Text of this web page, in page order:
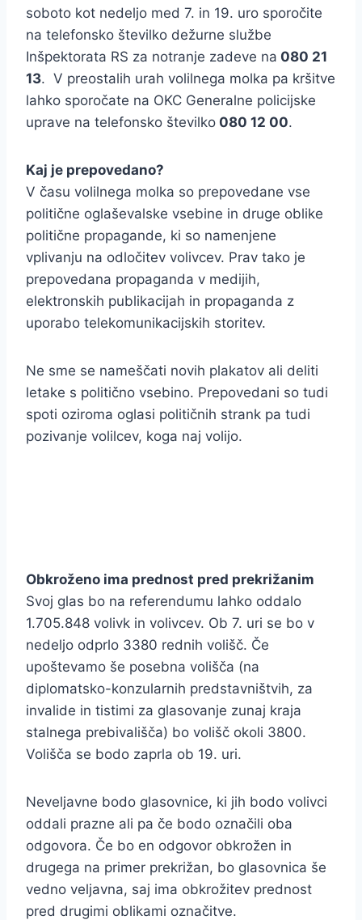
soboto kot nedeljo med 7. in 19. uro sporočite
na telefonsko številko dežurne službe
Inšpektorata RS za notranje zadeve na 080 21
13. V preostalih urah volilnega molka pa kršitve
lahko sporočate na OKC Generalne policijske
uprave na telefonsko številko 080 12 00.
Kaj je prepovedano?
V času volilnega molka so prepovedane vse
politične oglaševalske vsebine in druge oblike
politične propagande, ki so namenjene
vplivanju na odločitev volivcev. Prav tako je
prepovedana propaganda v medijih,
elektronskih publikacijah in propaganda z
uporabo telekomunikacijskih storitev.
Ne sme se nameščati novih plakatov ali deliti
letake s politično vsebino. Prepovedani so tudi
spoti oziroma oglasi političnih strank pa tudi
pozivanje volilcev, koga naj volijo.
Obkroženo ima prednost pred prekrižanim
Svoj glas bo na referendumu lahko oddalo
1.705.848 volivk in volivcev. Ob 7. uri se bo v
nedeljo odprlo 3380 rednih volišč. Če
upoštevamo še posebna volišča (na
diplomatsko-konzularnih predstavništvih, za
invalide in tistimi za glasovanje zunaj kraja
stalnega prebivališča) bo volišč okoli 3800.
Volišča se bodo zaprla ob 19. uri.
Neveljavne bodo glasovnice, ki jih bodo volivci
oddali prazne ali pa če bodo označili oba
odgovora. Če bo en odgovor obkrožen in
drugega na primer prekrižan, bo glasovnica še
vedno veljavna, saj ima obkrožitev prednost
pred drugimi oblikami označitve.